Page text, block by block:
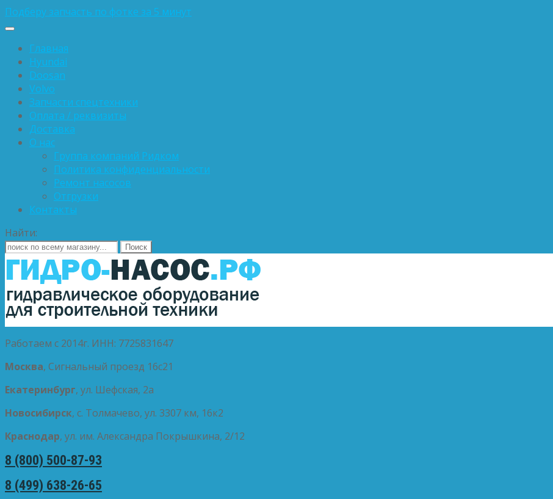
Подберу запчасть по фотке за 5 минут
Главная
Hyundai
Doosan
Volvo
Запчасти спецтехники
Оплата / реквизиты
Доставка
О нас
Группа компаний Ридком
Политика конфиденциальности
Ремонт насосов
Отгрузки
Контакты
Найти:
Работаем с 2014г. ИНН: 7725831647
Москва, Сигнальный проезд 16с21
Екатеринбург, ул. Шефская, 2а
Новосибирск, с. Толмачево, ул. 3307 км, 16к2
Краснодар, ул. им. Александра Покрышкина, 2/12
8 (800) 500-87-93
8 (499) 638-26-65